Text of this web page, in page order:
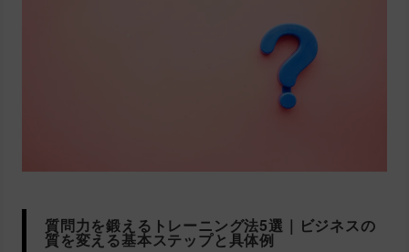
質問力を鍛えるトレーニング法5選｜ビジネスの
質を変える基本ステップと具体例